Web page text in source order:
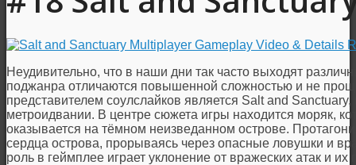
Неудивительно, что в наши дни так часто выходят
поджанра отличаются повышенной сложностью и не
представителем соулслайков является Salt and
метроидвании. В центре сюжета игры находится моряк,
оказывается на тёмном неизведанном острове.
сердца острова, прорываясь через опасные ловушки и
роль в геймплее играет уклонение от вражеских атак и их